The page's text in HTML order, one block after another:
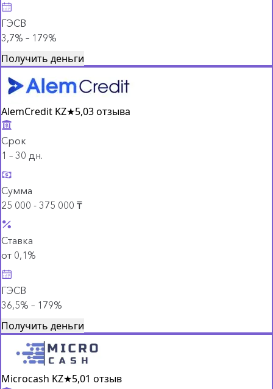
ГЭСВ
3,7% – 179%
Получить деньги
AlemCredit KZ★5,03 отзыва
Срок
1 – 30 дн.
Сумма
25 000 - 375 000 ₸
Ставка
от 0,1%
ГЭСВ
36,5% – 179%
Получить деньги
Microcash KZ★5,01 отзыв